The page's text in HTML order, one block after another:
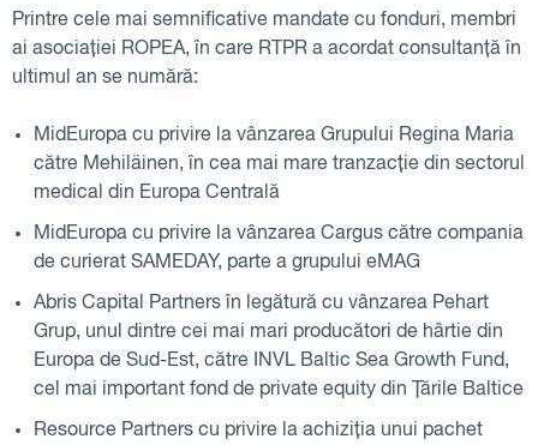
Printre cele mai semnificative mandate cu fonduri, membri
ai asociației ROPEA, în care RTPR a acordat consultanță în
ultimul an se numără:
MidEuropa cu privire la vânzarea Grupului Regina Maria
către Mehiläinen, în cea mai mare tranzacție din sectorul
medical din Europa Centrală
MidEuropa cu privire la vânzarea Cargus către compania
de curierat SAMEDAY, parte a grupului eMAG
Abris Capital Partners în legătură cu vânzarea Pehart
Grup, unul dintre cei mai mari producători de hârtie din
Europa de Sud-Est, către INVL Baltic Sea Growth Fund,
cel mai important fond de private equity din Țările Baltice
Resource Partners cu privire la achiziția unui pachet